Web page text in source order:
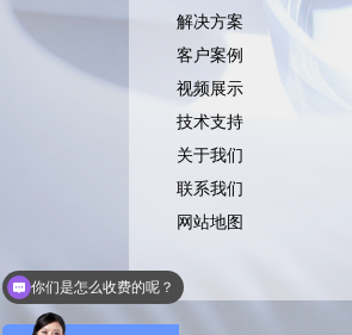
解决方案
客户案例
视频展示
技术支持
关于我们
联系我们
网站地图
你们是怎么收费的呢？